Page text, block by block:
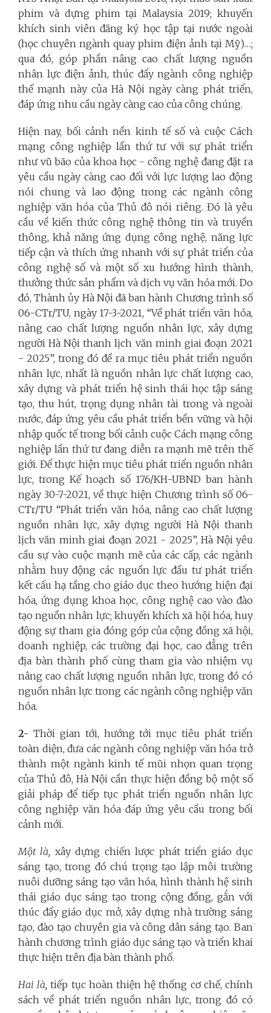
phim và dựng phim tại Malaysia 2019; khuyến
khích sinh viên đăng ký học tập tại nước ngoài
(học chuyên ngành quay phim điện ảnh tại Mỹ)…;
qua đó, góp phần nâng cao chất lượng nguồn
nhân lực điện ảnh, thúc đẩy ngành công nghiệp
thế mạnh này của Hà Nội ngày càng phát triển,
đáp ứng nhu cầu ngày càng cao của công chúng.
Hiện nay, bối cảnh nền kinh tế số và cuộc Cách
mạng công nghiệp lần thứ tư với sự phát triển
như vũ bão của khoa học - công nghệ đang đặt ra
yêu cầu ngày càng cao đối với lực lượng lao động
nói chung và lao động trong các ngành công
nghiệp văn hóa của Thủ đô nói riêng. Đó là yêu
cầu về kiến thức công nghệ thông tin và truyền
thông, khả năng ứng dụng công nghệ, năng lực
tiếp cận và thích ứng nhanh với sự phát triển của
công nghệ số và một số xu hướng hình thành,
thưởng thức sản phẩm và dịch vụ văn hóa mới. Do
đó, Thành ủy Hà Nội đã ban hành Chương trình số
06-CTr/TU, ngày 17-3-2021, “Về phát triển văn hóa,
nâng cao chất lượng nguồn nhân lực, xây dựng
người Hà Nội thanh lịch văn minh giai đoạn 2021
- 2025”, trong đó đề ra mục tiêu phát triển nguồn
nhân lực, nhất là nguồn nhân lực chất lượng cao,
xây dựng và phát triển hệ sinh thái học tập sáng
tạo, thu hút, trọng dụng nhân tài trong và ngoài
nước, đáp ứng yêu cầu phát triển bền vững và hội
nhập quốc tế trong bối cảnh cuộc Cách mạng công
nghiệp lần thứ tư đang diễn ra mạnh mẽ trên thế
giới. Để thực hiện mục tiêu phát triển nguồn nhân
lực, trong Kế hoạch số 176/KH-UBND ban hành
ngày 30-7-2021, về thực hiện Chương trình số 06-
CTr/TU “Phát triển văn hóa, nâng cao chất lượng
nguồn nhân lực, xây dựng người Hà Nội thanh
lịch văn minh giai đoạn 2021 - 2025”, Hà Nội yêu
cầu sự vào cuộc mạnh mẽ của các cấp, các ngành
nhằm huy động các nguồn lực đầu tư phát triển
kết cấu hạ tầng cho giáo dục theo hướng hiện đại
hóa, ứng dụng khoa học, công nghệ cao vào đào
tạo nguồn nhân lực; khuyến khích xã hội hóa, huy
động sự tham gia đóng góp của cộng đồng xã hội,
doanh nghiệp, các trường đại học, cao đẳng trên
địa bàn thành phố cùng tham gia vào nhiệm vụ
nâng cao chất lượng nguồn nhân lực, trong đó có
nguồn nhân lực trong các ngành công nghiệp văn
hóa.
2- Thời gian tới, hướng tới mục tiêu phát triển
toàn diện, đưa các ngành công nghiệp văn hóa trở
thành một ngành kinh tế mũi nhọn quan trọng
của Thủ đô, Hà Nội cần thực hiện đồng bộ một số
giải pháp để tiếp tục phát triển nguồn nhân lực
công nghiệp văn hóa đáp ứng yêu cầu trong bối
cảnh mới.
Một là, xây dựng chiến lược phát triển giáo dục
sáng tạo, trong đó chú trọng tạo lập môi trường
nuôi dưỡng sáng tạo văn hóa, hình thành hệ sinh
thái giáo dục sáng tạo trong cộng đồng, gắn với
thúc đẩy giáo dục mở, xây dựng nhà trường sáng
tạo, đào tạo chuyên gia và công dân sáng tạo. Ban
hành chương trình giáo dục sáng tạo và triển khai
thực hiện trên địa bàn thành phố.
Hai là,tiếp tục hoàn thiện hệ thống cơ chế, chính
sách về phát triển nguồn nhân lực, trong đó có